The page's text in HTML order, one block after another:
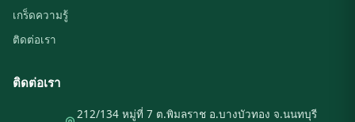
เกร็ดความรู้
ติดต่อเรา
ติดต่อเรา
212/134 หมู่ที่ 7 ต.พิมลราช อ.บางบัวทอง จ.นนทบุรี